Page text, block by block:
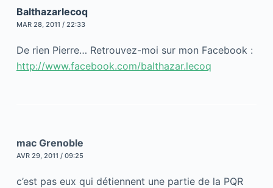
Balthazarlecoq
MAR 28, 2011 / 22:33
De rien Pierre… Retrouvez-moi sur mon Facebook :
http://www.facebook.com/balthazar.lecoq
mac Grenoble
AVR 29, 2011 / 09:25
c’est pas eux qui détiennent une partie de la PQR